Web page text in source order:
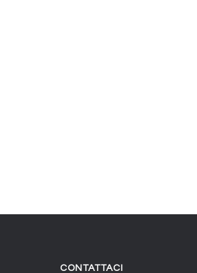
CONTATTACI